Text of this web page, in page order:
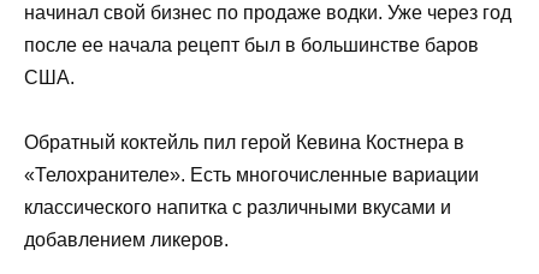
начинал свой бизнес по продаже водки. Уже через год
после ее начала рецепт был в большинстве баров
США.
Обратный коктейль пил герой Кевина Костнера в
«Телохранителе». Есть многочисленные вариации
классического напитка с различными вкусами и
добавлением ликеров.